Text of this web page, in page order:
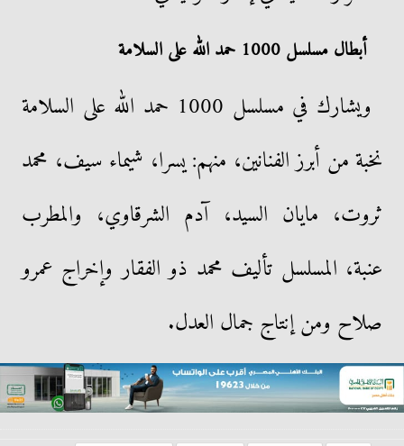
أبطال مسلسل 1000 حمد الله على السلامة
ويشارك في مسلسل 1000 حمد الله على السلامة
نخبة من أبرز الفنانين، منهم: يسرا، شيماء سيف، محمد
ثروت، مايان السيد، آدم الشرقاوي، والمطرب
عنبة، المسلسل تأليف محمد ذو الفقار وإخراج عمرو
صلاح ومن إنتاج جمال العدل.